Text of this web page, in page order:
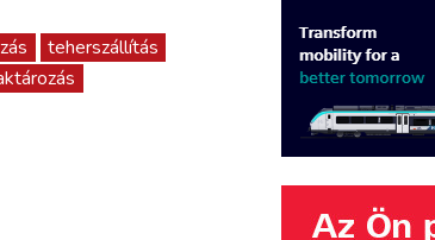
teherszállítás